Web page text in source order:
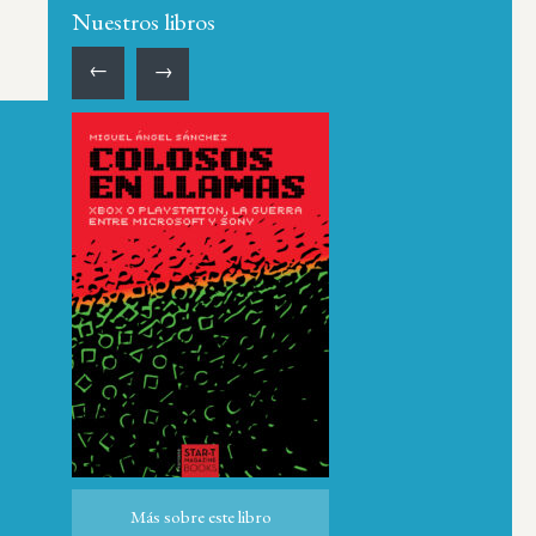
Nuestros libros
← →
Más sobre este libro